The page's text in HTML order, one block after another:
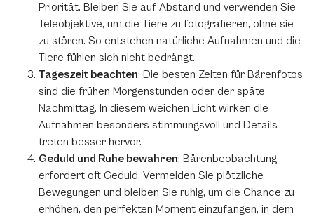
Priorität. Bleiben Sie auf Abstand und verwenden Sie
Teleobjektive, um die Tiere zu fotografieren, ohne sie
zu stören. So entstehen natürliche Aufnahmen und die
Tiere fühlen sich nicht bedrängt.
Tageszeit beachten: Die besten Zeiten für Bärenfotos
sind die frühen Morgenstunden oder der späte
Nachmittag. In diesem weichen Licht wirken die
Aufnahmen besonders stimmungsvoll und Details
treten besser hervor.
Geduld und Ruhe bewahren: Bärenbeobachtung
erfordert oft Geduld. Vermeiden Sie plötzliche
Bewegungen und bleiben Sie ruhig, um die Chance zu
erhöhen, den perfekten Moment einzufangen, in dem